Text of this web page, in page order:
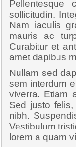
Pellentesque
sollicitudin.
Nam iaculis
mauris ac
Curabitur et
amet dapibus
Nullam sed
sem interdum
viverra. Etiam
Sed justo
nibh.
Vestibulum
lorem a quam